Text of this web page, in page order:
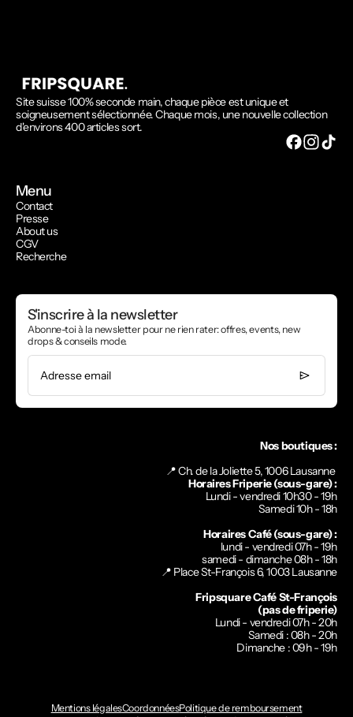
Site suisse 100% seconde main, chaque pièce est unique et
soigneusement sélectionnée. Chaque mois, une nouvelle collection
d'environs 400 articles sort.
Menu
Contact
Presse
About us
CGV
Recherche
S'inscrire à la newsletter
Abonne-toi à la newsletter pour ne rien rater: offres, events, new
drops & conseils mode.
Adresse email
Nos boutiques :
📍 Ch. de la Joliette 5, 1006 Lausanne
Horaires Friperie (sous-gare) :
Lundi - vendredi 10h30 - 19h
Samedi 10h - 18h
Horaires Café (sous-gare) :
lundi - vendredi 07h - 19h
samedi - dimanche 08h - 18h
📍 Place St-François 6, 1003 Lausanne
Fripsquare Café St-François
(pas de friperie)
Lundi - vendredi 07h - 20h
Samedi : 08h - 20h
Dimanche : 09h - 19h
Mentions légalesCoordonnéesPolitique de remboursement